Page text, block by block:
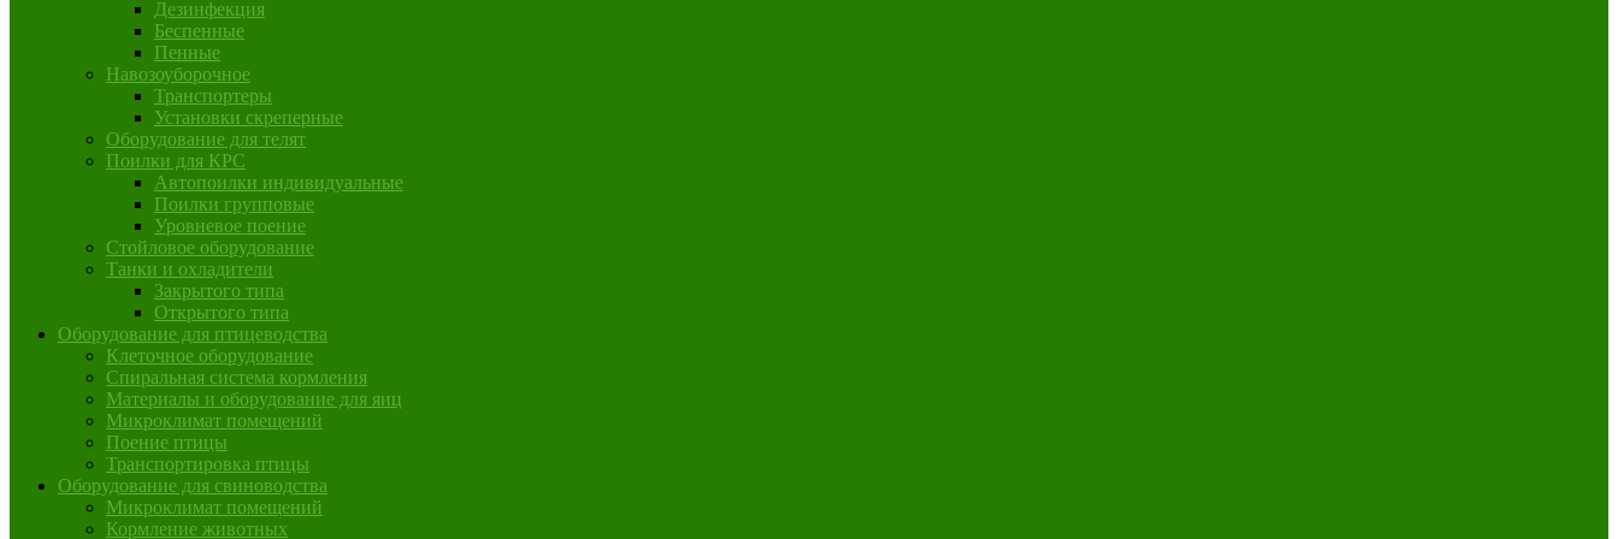
Дезинфекция
Беспенные
Пенные
Навозоуборочное
Транспортеры
Установки скреперные
Оборудование для телят
Поилки для КРС
Автопоилки индивидуальные
Поилки групповые
Уровневое поение
Стойловое оборудование
Танки и охладители
Закрытого типа
Открытого типа
Оборудование для птицеводства
Клеточное оборудование
Спиральная система кормления
Материалы и оборудование для яиц
Микроклимат помещений
Поение птицы
Транспортировка птицы
Оборудование для свиноводства
Микроклимат помещений
Кормление животных